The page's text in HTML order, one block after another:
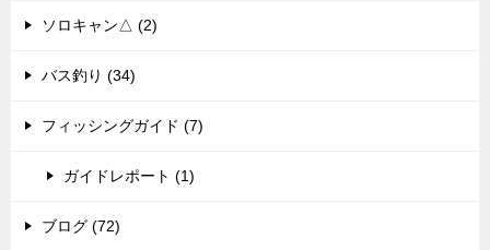
ソロキャン△ (2)
バス釣り (34)
フィッシングガイド (7)
ガイドレポート (1)
ブログ (72)